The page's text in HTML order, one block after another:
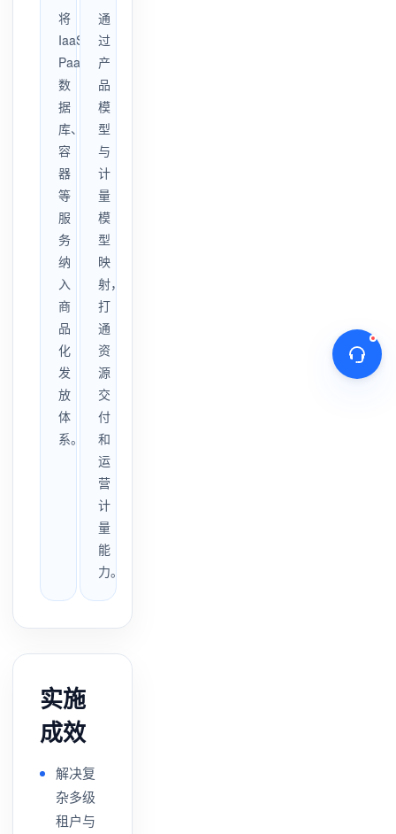
将
IaaS、
PaaS、
数
据
库、
容
器
等
服
务
纳
入
商
品
化
发
放
体
系。
通
过
产
品
模
型
与
计
量
模
型
映
射，
打
通
资
源
交
付
和
运
营
计
量
能
力。
实施
成效
解决复
杂多级
租户与